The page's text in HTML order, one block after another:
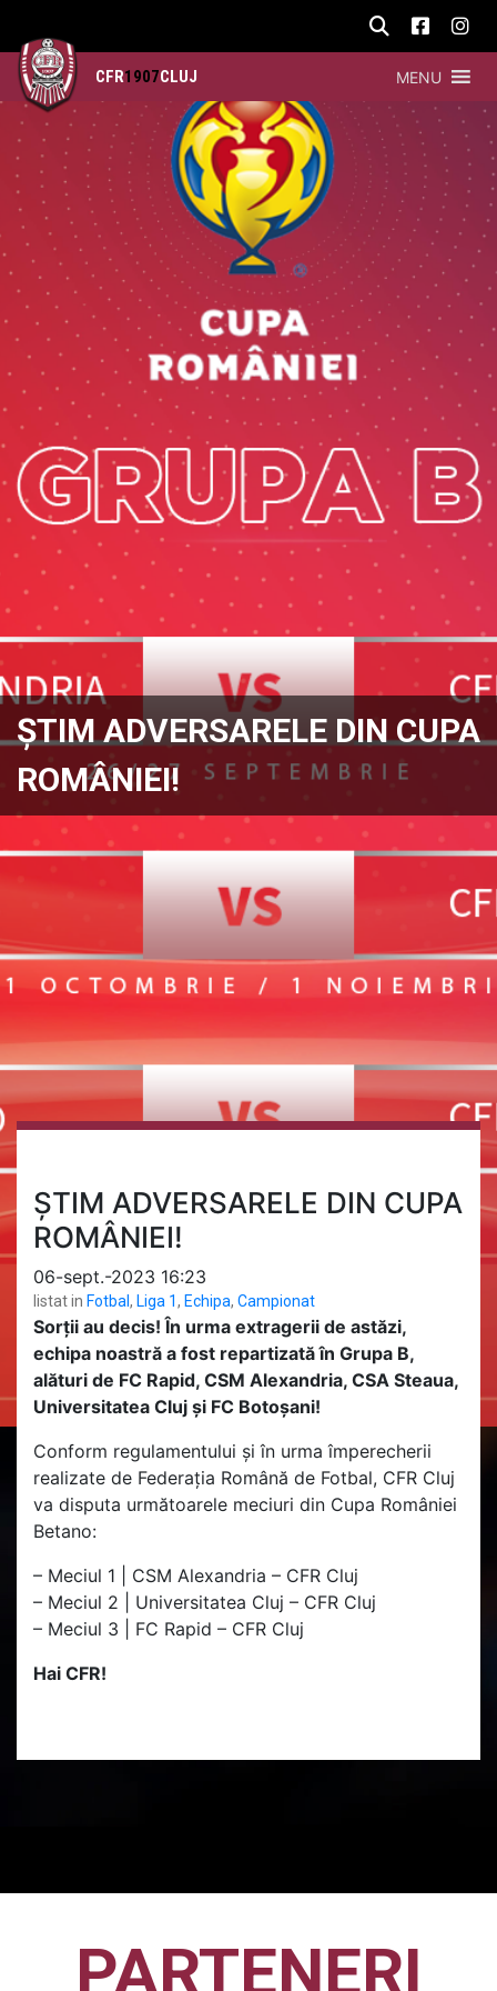
CFR1907CLUJ MENU
ȘTIM ADVERSARELE DIN CUPA
ROMÂNIEI!
ȘTIM ADVERSARELE DIN CUPA
ROMÂNIEI!
06-sept.-2023 16:23
listat in Fotbal , Liga 1, Echipa, Campionat
Sorții au decis! În urma extragerii de astăzi,
echipa noastră a fost repartizată în Grupa B,
alături de FC Rapid, CSM Alexandria, CSA Steaua,
Universitatea Cluj și FC Botoșani!
Conform regulamentului și în urma împerecherii
realizate de Federația Română de Fotbal, CFR Cluj
va disputa următoarele meciuri din Cupa României
Betano:
– Meciul 1 | CSM Alexandria – CFR Cluj
– Meciul 2 | Universitatea Cluj – CFR Cluj
– Meciul 3 | FC Rapid – CFR Cluj
Hai CFR!
PARTENERI